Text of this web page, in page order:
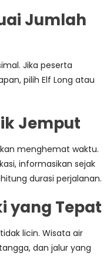
Jumlah
Jika peserta
pilih Elf Long atau
Jemput
menghemat waktu.
informasikan sejak
durasi perjalanan.
yang Tepat
licin. Wisata air
dan jalur yang